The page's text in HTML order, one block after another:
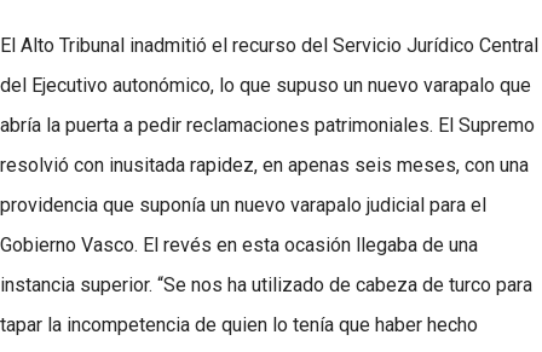
El Alto Tribunal inadmitió el recurso del Servicio Jurídico Central
del Ejecutivo autonómico, lo que supuso un nuevo varapalo que
abría la puerta a pedir reclamaciones patrimoniales. El Supremo
resolvió con inusitada rapidez, en apenas seis meses, con una
providencia que suponía un nuevo varapalo judicial para el
Gobierno Vasco. El revés en esta ocasión llegaba de una
instancia superior. “Se nos ha utilizado de cabeza de turco para
tapar la incompetencia de quien lo tenía que haber hecho